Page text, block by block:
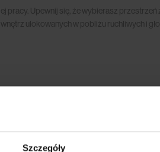
Szczegóły
Upewnij się, że wybierasz
ulokowanych w pobliżu ruchliwych i
powinna przeważać nad formą. W końcu
Twój komfort.
Czy istnieją jakieś rozwiązania w zakresie